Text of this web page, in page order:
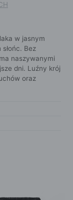
w jasnym
Bez
naszywanymi
dni. Luźny krój
oraz